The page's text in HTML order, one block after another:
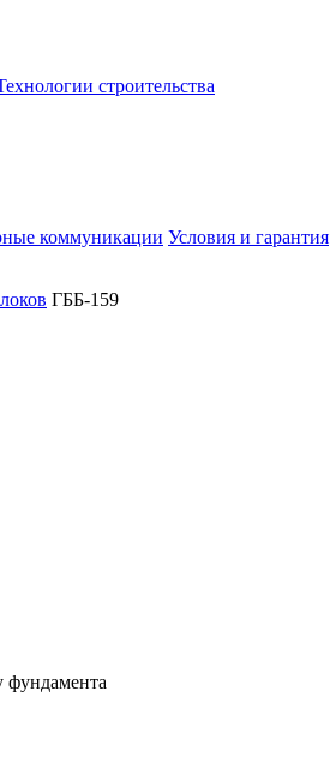
строительства
коммуникации Условия и гарантия
ГББ-159
фундамента